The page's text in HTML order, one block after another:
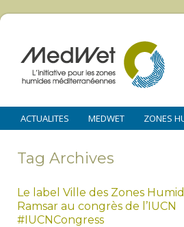
ACTUALITES MEDWET ZONES
Tag Archives
Le label Ville des Zones
Ramsar au congrès de l’IUCN
#IUCNCongress